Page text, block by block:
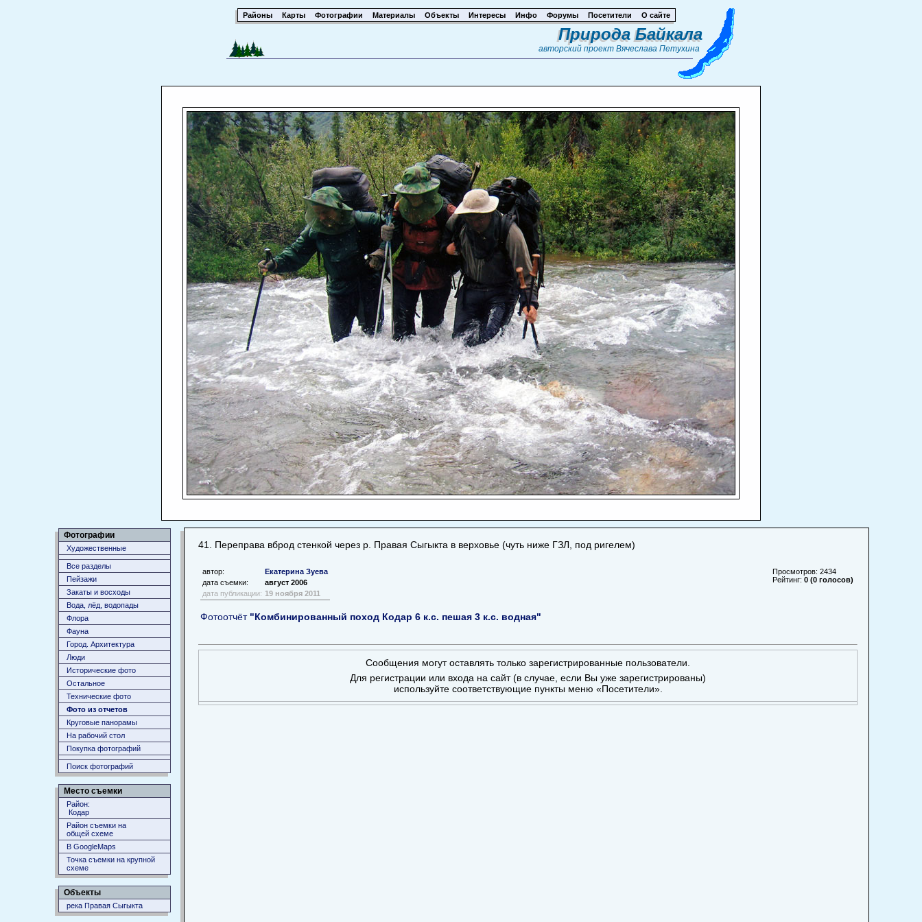
Районы Карты Фотографии Материалы Объекты Интересы Инфо Форумы Посетители О сайте
Природа Байкала
авторский проект Вячеслава Петухина
Фотографии
Художественные
Все разделы
Пейзажи
Закаты и восходы
Вода, лёд, водопады
Флора
Фауна
Город. Архитектура
Люди
Исторические фото
Остальное
Технические фото
Фото из отчетов
Круговые панорамы
На рабочий стол
Покупка фотографий
Поиск фотографий
Место съемки
Район:
Кодар
Район съемки на
общей схеме
В GoogleMaps
Точка съемки на крупной
схеме
Объекты
река Правая Сыгыкта
41. Переправа вброд стенкой через р. Правая Сыгыкта в верховье (чуть ниже ГЗЛ, под ригелем)
автор:
Екатерина Зуева
дата съемки:
август 2006
дата публикации: 19 ноября 2011
Фотоотчёт "Комбинированный поход Кодар 6 к.с. пешая 3 к.с. водная"
Просмотров: 2434
Рейтинг: 0 (0 голосов)
Сообщения могут оставлять только зарегистрированные пользователи.
Для регистрации или входа на сайт (в случае, если Вы уже зарегистрированы)
используйте соответствующие пункты меню «Посетители».